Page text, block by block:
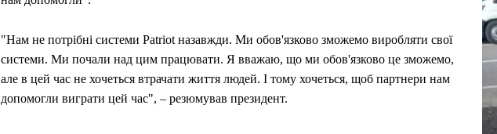
"Нам не потрібні системи Patriot назавжди. Ми обов'язково зможемо виробляти свої
системи. Ми почали над цим працювати. Я вважаю, що ми обов'язково це зможемо,
але в цей час не хочеться втрачати життя людей. І тому хочеться, щоб партнери нам
допомогли виграти цей час", – резюмував президент.